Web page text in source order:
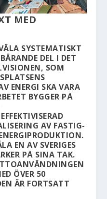
MED
SYSTEMATISKT
DEL I DET
SOM
ENERGI SKA VARA
BYGGER PÅ
AV FASTIG­
EN AV SVERIGES
PÅ SINA TAK.
ÖVER 50
ÄR FORTSATT